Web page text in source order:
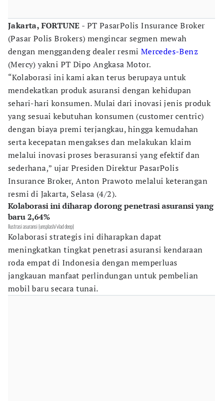
Jakarta, FORTUNE - PT PasarPolis Insurance Broker
(Pasar Polis Brokers) mengincar segmen mewah
dengan menggandeng dealer resmi Mercedes-Benz
(Mercy) yakni PT Dipo Angkasa Motor.
“Kolaborasi ini kami akan terus berupaya untuk
mendekatkan produk asuransi dengan kehidupan
sehari-hari konsumen. Mulai dari inovasi jenis produk
yang sesuai kebutuhan konsumen (customer centric)
dengan biaya premi terjangkau, hingga kemudahan
serta kecepatan mengakses dan melakukan klaim
melalui inovasi proses berasuransi yang efektif dan
sederhana,” ujar Presiden Direktur PasarPolis
Insurance Broker, Anton Prawoto melalui keterangan
resmi di Jakarta, Selasa (4/2).
Kolaborasi ini diharap dorong penetrasi asuransi yang
baru 2,64%
Ilustrasi asuransi (unsplash/vlad deep)
Kolaborasi strategis ini diharapkan dapat
meningkatkan tingkat penetrasi asuransi kendaraan
roda empat di Indonesia dengan memperluas
jangkauan manfaat perlindungan untuk pembelian
mobil baru secara tunai.